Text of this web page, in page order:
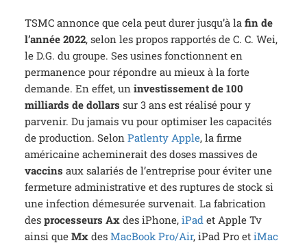
TSMC annonce que cela peut durer jusqu’à la fin de
l’année 2022, selon les propos rapportés de C. C. Wei,
le D.G. du groupe. Ses usines fonctionnent en
permanence pour répondre au mieux à la forte
demande. En effet, un investissement de 100
milliards de dollars sur 3 ans est réalisé pour y
parvenir. Du jamais vu pour optimiser les capacités
de production. Selon Patlenty Apple, la firme
américaine acheminerait des doses massives de
vaccins aux salariés de l’entreprise pour éviter une
fermeture administrative et des ruptures de stock si
une infection démesurée survenait. La fabrication
des processeurs Axdes iPhone, iPadet Apple Tv
ainsi que Mxdes MacBook Pro/Air, iPad Pro et iMac